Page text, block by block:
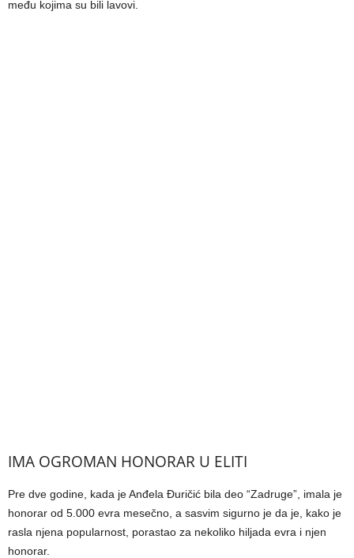
među kojima su bili lavovi.
IMA OGROMAN HONORAR U ELITI
Pre dve godine, kada je Anđela Đuričić bila deo “Zadruge”, imala je
honorar od 5.000 evra mesečno, a sasvim sigurno je da je, kako je
rasla njena popularnost, porastao za nekoliko hiljada evra i njen
honorar.